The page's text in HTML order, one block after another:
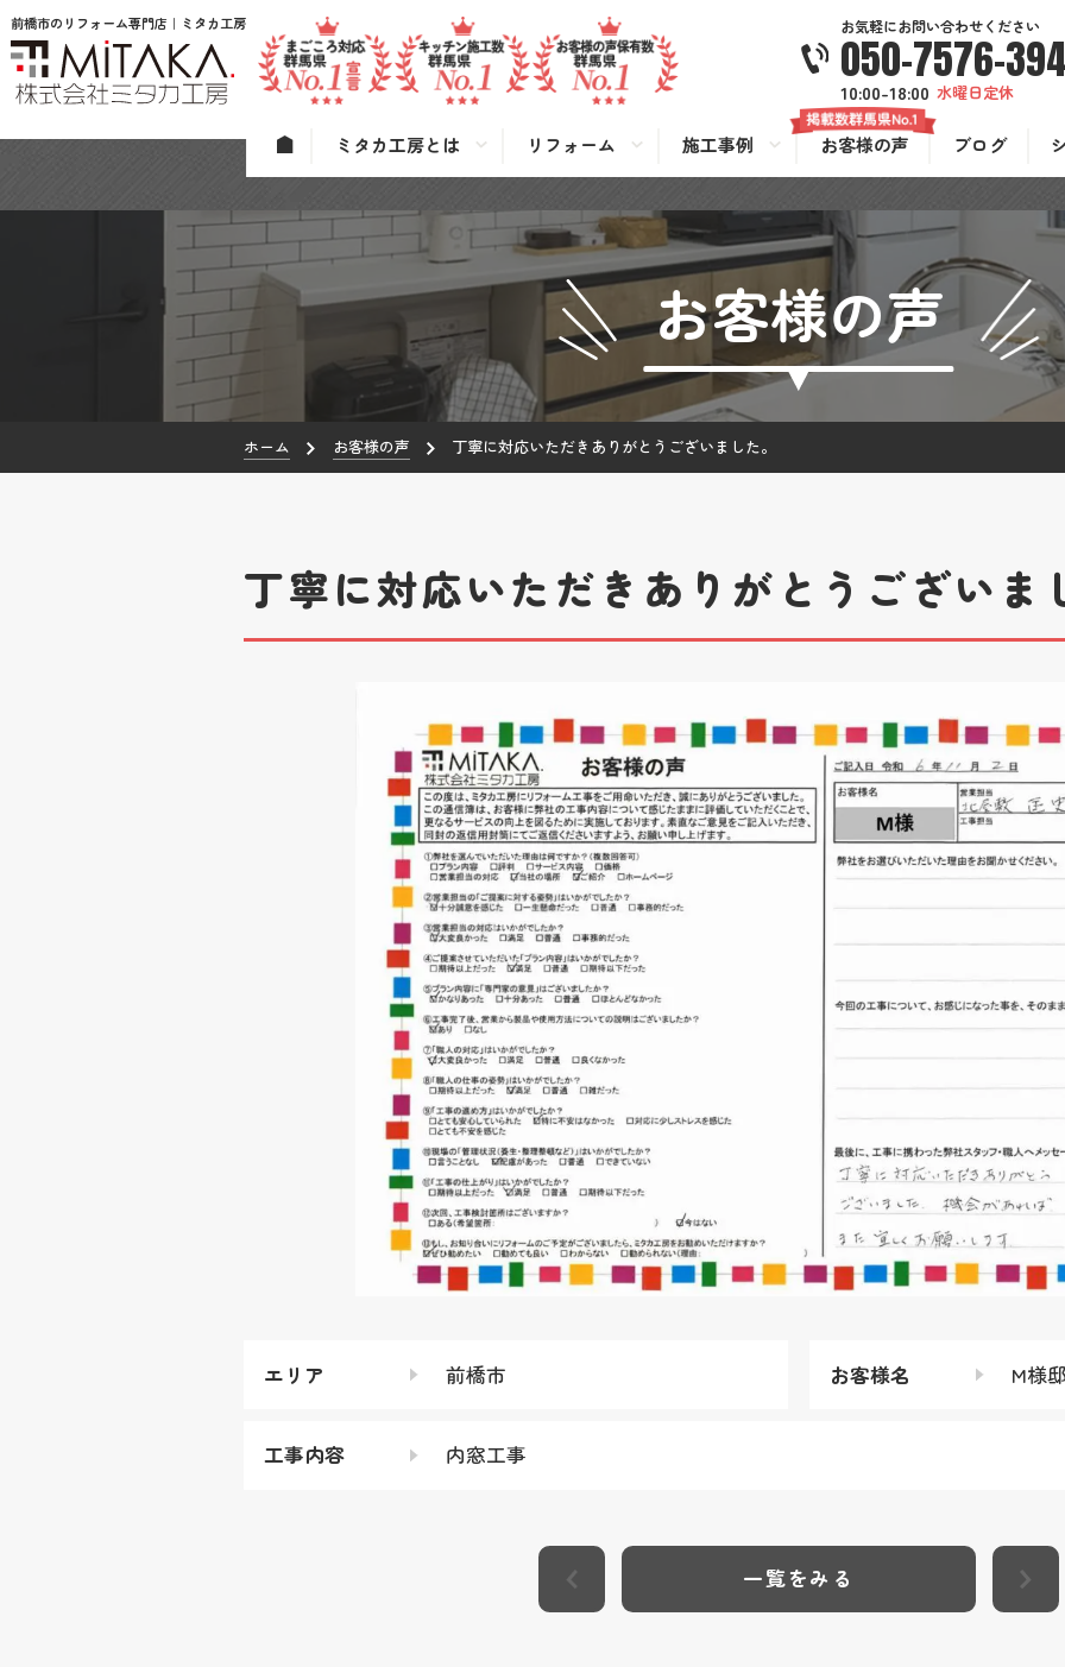
前橋市のリフォーム専門店｜ミタカ工房 お気軽にお問い合わせください
050-7576-
10:00-18:00 水曜日定休
ミタカ工房とは リフォーム 施工事例 お客様の声 ブログ
お客様の声
ホーム お客様の声 丁寧に対応いただきありがとうございました。
丁寧に対応いただきありがとうございま
エリア 前橋市 お客様名 M様
工事内容 内窓工事
一覧をみる